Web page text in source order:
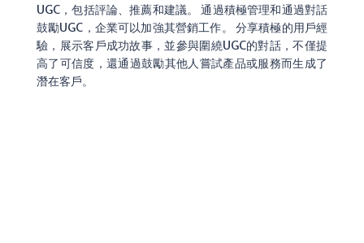
UGC，包括評論、推薦和建議。 通過積極管理和通過對話
鼓勵UGC，企業可以加強其營銷工作。 分享積極的用戶經
驗，展示客戶成功故事，並參與圍繞UGC的對話，不僅提
高了可信度，還通過鼓勵其他人嘗試產品或服務而生成了
潛在客戶。